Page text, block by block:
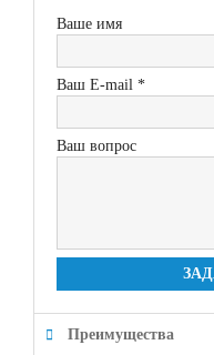
Ваше имя
Ваш E-mail *
Ваш вопрос
Преимущества